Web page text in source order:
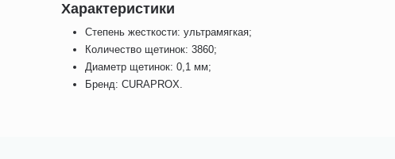
Характеристики
Степень жесткости: ультрамягкая;
Количество щетинок: 3860;
Диаметр щетинок: 0,1 мм;
Бренд: CURAPROX.